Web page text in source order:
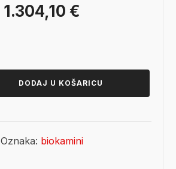
Izvorna
je:
1.304,10 €
1.304,10 €.
DODAJ U KOŠARICU
Oznaka: biokamini